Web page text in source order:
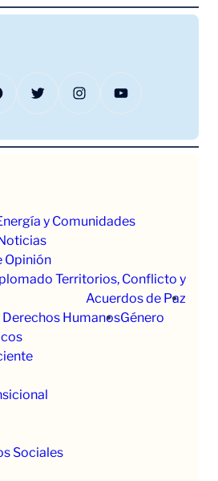
Twitter Instagram YouTube
y Comunidades
Opinión
Territorios, Conflicto y
Acuerdos de Paz
Derechos HumanosGénero
Sociales